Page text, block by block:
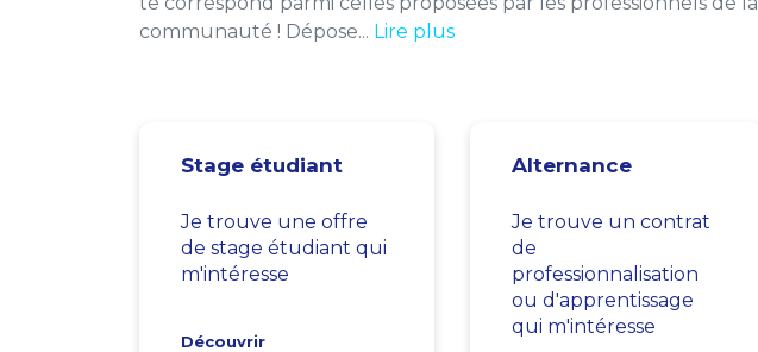
communauté ! Dépose... Lire plus
Stage étudiant
Je trouve une offre
de stage étudiant qui
m'intéresse
Découvrir
Alternance
Je trouve un contrat
de
professionnalisation
ou d'apprentissage
qui m'intéresse